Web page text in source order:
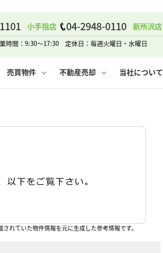
小手指店 04-2948-0110 新所沢店
時間：9:30～17:30 定休日：毎週火曜日・水曜日
売買物件 不動産売却 当社について
索条件
約手続き その他の問合せ
ションVS戸建て 賃貸vs持ち家
売却時の諸費用 仲介と買取の違い
個人情報保護方針
れていた物件情報を元に生成した参考情報です。